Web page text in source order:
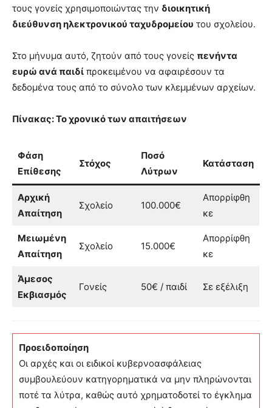
τους γονείς χρησιμοποιώντας την διοικητική
διεύθυνση ηλεκτρονικού ταχυδρομείου του σχολείου.
Στο μήνυμα αυτό, ζητούν από τους γονείς πενήντα
ευρώ ανά παιδί προκειμένου να αφαιρέσουν τα
δεδομένα τους από το σύνολο των κλεμμένων αρχείων.
Πίνακας: Το χρονικό των απαιτήσεων
Φάση
Επίθεσης
Στόχος
Ποσό
Λύτρων
Κατάσταση
Αρχική
Απαίτηση
Σχολείο 100.000€
Απορρίφθη
κε
Μειωμένη
Απαίτηση
Σχολείο 15.000€
Απορρίφθη
κε
Άμεσος
Εκβιασμός
Γονείς 50€ / παιδί Σε εξέλιξη
Προειδοποίηση
Οι αρχές και οι ειδικοί κυβερνοασφάλειας
συμβουλεύουν κατηγορηματικά να μην πληρώνονται
ποτέ τα λύτρα, καθώς αυτό χρηματοδοτεί το έγκλημα